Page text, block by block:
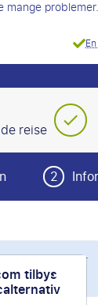
mange problemer.
reise
2
pakker
tilbys